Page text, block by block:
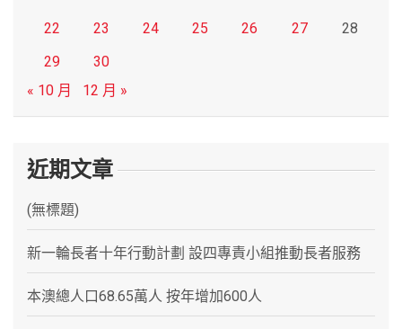
22
23 24 25 26 27
28
29
30
« 10 月
12 月 »
近期文章
(無標題)
新一輪長者十年行動計劃 設四專責小組推動長者服務
本澳總人口68.65萬人 按年增加600人